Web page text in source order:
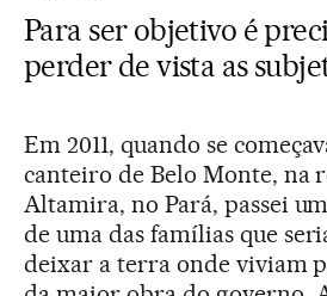
Para ser objetivo é
perder de vista as
Em 2011, quando se
canteiro de Belo Monte, na
Altamira, no Pará, passei
de uma das famílias que
deixar a terra onde viviam